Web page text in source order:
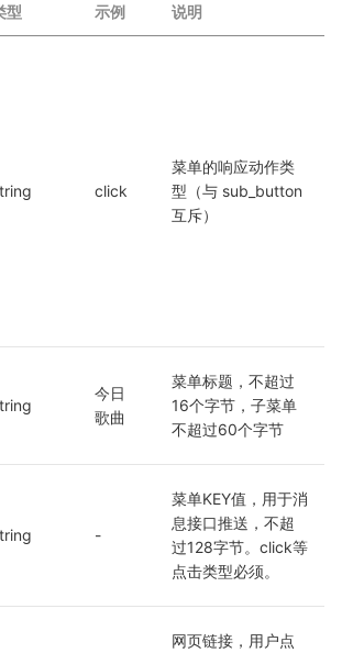
型 示例 说明
click
菜单的响应动作类
型（与 sub_button
互斥）
今日
歌曲
菜单标题，不超过
16个字节，子菜单
不超过60个字节
-
菜单KEY值，用于消
息接口推送，不超
过128字节。click等
点击类型必须。
网页链接，用户点